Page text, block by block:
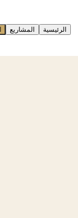
الرئيسية المشاريع